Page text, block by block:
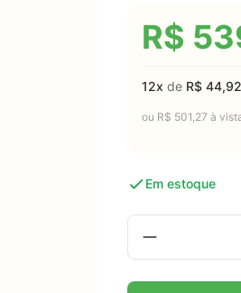
R$
12x de R$ 44,92
ou R$ 501,27 à
Em estoque